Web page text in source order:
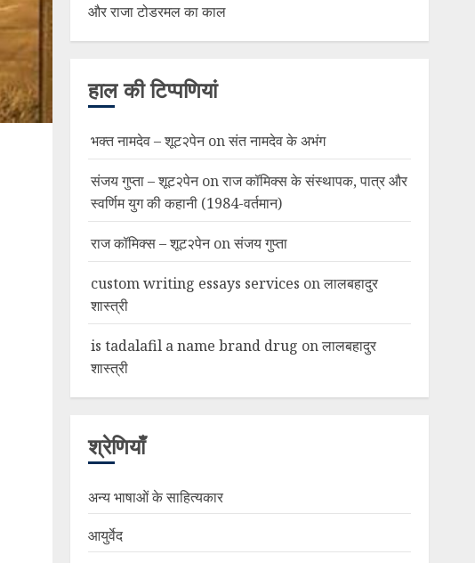
और राजा टोडरमल का काल
हाल की टिप्पणियां
भक्त नामदेव – शूट२पेनonसंत नामदेव के अभंग
संजय गुप्ता – शूट२पेनonराज कॉमिक्स के संस्थापक, पात्र और
स्वर्णिम युग की कहानी (1984-वर्तमान)
राज कॉमिक्स – शूट२पेनonसंजय गुप्ता
custom writing essays services onलालबहादुर
शास्त्री
is tadalafil a name brand drug onलालबहादुर
शास्त्री
श्रेणियाँ
अन्य भाषाओं के साहित्यकार
आयुर्वेद